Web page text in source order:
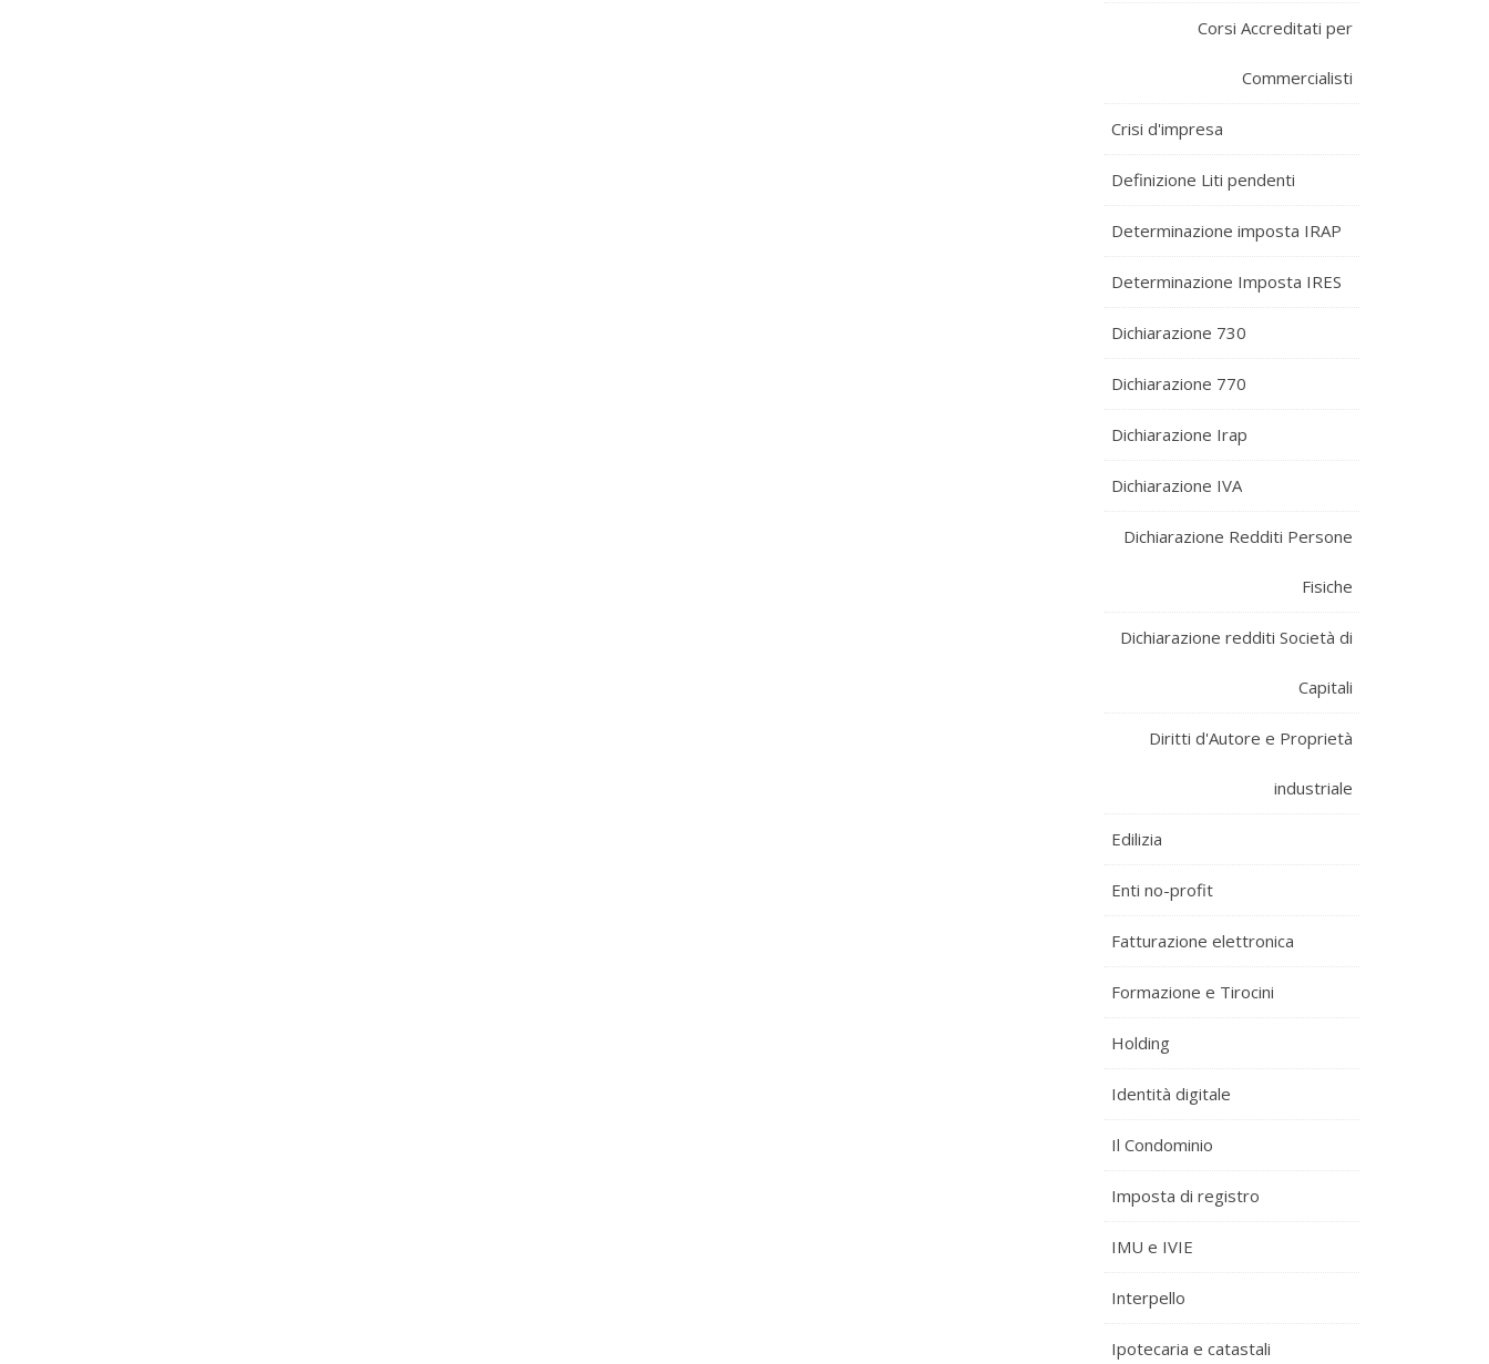
Corsi Accreditati per
Commercialisti
Crisi d'impresa
Definizione Liti pendenti
Determinazione imposta IRAP
Determinazione Imposta IRES
Dichiarazione 730
Dichiarazione 770
Dichiarazione Irap
Dichiarazione IVA
Dichiarazione Redditi Persone
Fisiche
Dichiarazione redditi Società di
Capitali
Diritti d'Autore e Proprietà
industriale
Edilizia
Enti no-profit
Fatturazione elettronica
Formazione e Tirocini
Holding
Identità digitale
Il Condominio
Imposta di registro
IMU e IVIE
Interpello
Ipotecaria e catastali